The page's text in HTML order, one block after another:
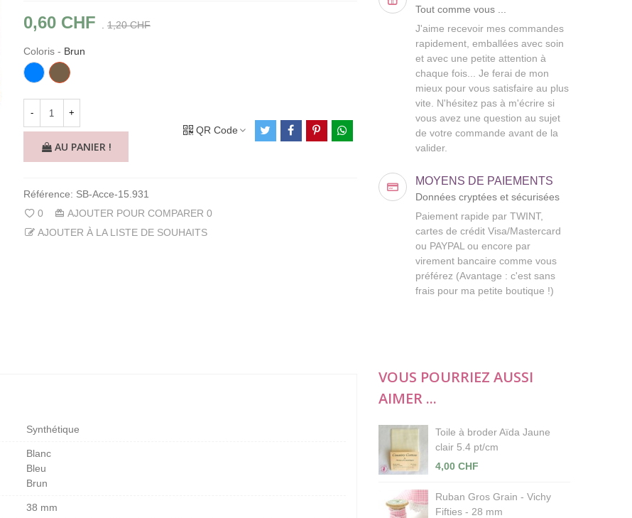
0,60 CHF 1,20 CHF
Coloris- Brun
Bleu Brun
- +
AU PANIER !
QR Code
Référence: SB-Acce-15.931
0
AJOUTER POUR COMPARER 0
AJOUTER À LA LISTE DE SOUHAITS
Tout comme vous ...
J'aime recevoir mes commandes
rapidement, emballées avec soin
et avec une petite attention à
chaque fois... Je ferai de mon
mieux pour vous satisfaire au plus
vite. N'hésitez pas à m'écrire si
vous avez une question au sujet
de votre commande avant de la
valider.
MOYENS DE PAIEMENTS
Données cryptées et sécurisées
Paiement rapide par TWINT,
cartes de crédit Visa/Mastercard
ou PAYPAL ou encore par
virement bancaire comme vous
préférez (Avantage : c'est sans
frais pour ma petite boutique !)
Synthétique
Blanc
Bleu
Brun
38 mm
VOUS POURRIEZ AUSSI
AIMER ...
Toile à broder Aïda Jaune
clair 5.4 pt/cm
4,00 CHF
Ruban Gros Grain - Vichy
Fifties - 28 mm